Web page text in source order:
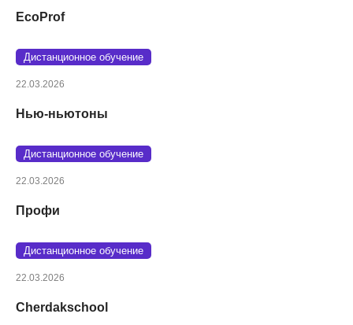
EcoProf
Дистанционное обучение
22.03.2026
Нью-ньютоны
Дистанционное обучение
22.03.2026
Профи
Дистанционное обучение
22.03.2026
Cherdakschool